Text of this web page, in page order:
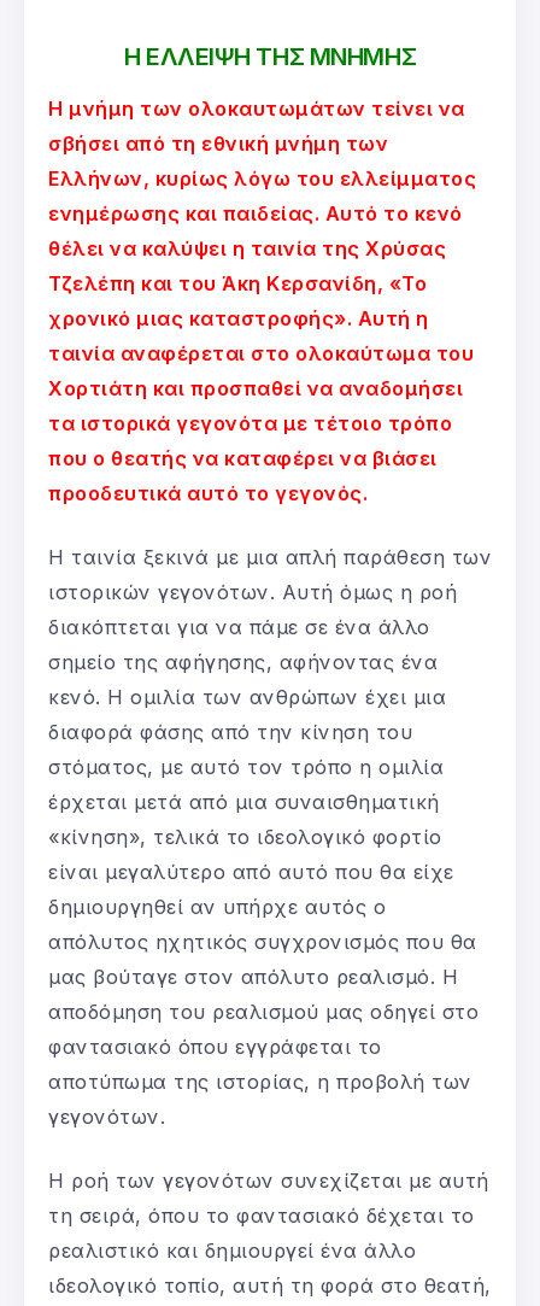
Η ΕΛΛΕΙΨΗ ΤΗΣ ΜΝΗΜΗΣ
Η μνήμη των ολοκαυτωμάτων τείνει να
σβήσει από τη εθνική μνήμη των
Ελλήνων, κυρίως λόγω του ελλείμματος
ενημέρωσης και παιδείας. Αυτό το κενό
θέλει να καλύψει η ταινία της Χρύσας
Τζελέπη και του Άκη Κερσανίδη, «Το
χρονικό μιας καταστροφής». Αυτή η
ταινία αναφέρεται στο ολοκαύτωμα του
Χορτιάτη και προσπαθεί να αναδομήσει
τα ιστορικά γεγονότα με τέτοιο τρόπο
που ο θεατής να καταφέρει να βιάσει
προοδευτικά αυτό το γεγονός.
Η ταινία ξεκινά με μια απλή παράθεση των
ιστορικών γεγονότων. Αυτή όμως η ροή
διακόπτεται για να πάμε σε ένα άλλο
σημείο της αφήγησης, αφήνοντας ένα
κενό. Η ομιλία των ανθρώπων έχει μια
διαφορά φάσης από την κίνηση του
στόματος, με αυτό τον τρόπο η ομιλία
έρχεται μετά από μια συναισθηματική
«κίνηση», τελικά το ιδεολογικό φορτίο
είναι μεγαλύτερο από αυτό που θα είχε
δημιουργηθεί αν υπήρχε αυτός ο
απόλυτος ηχητικός συγχρονισμός που θα
μας βούταγε στον απόλυτο ρεαλισμό. Η
αποδόμηση του ρεαλισμού μας οδηγεί στο
φαντασιακό όπου εγγράφεται το
αποτύπωμα της ιστορίας, η προβολή των
γεγονότων.
Η ροή των γεγονότων συνεχίζεται με αυτή
τη σειρά, όπου το φαντασιακό δέχεται το
ρεαλιστικό και δημιουργεί ένα άλλο
ιδεολογικό τοπίο, αυτή τη φορά στο θεατή,